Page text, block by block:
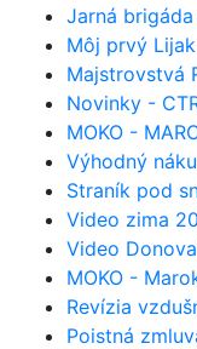
Jarná
Môj prvý Lijak
Majstrovstvá
Novinky -
MOKO -
Výhodný
Straník pod
Video zima
Video
MOKO -
Revízia
Poistná